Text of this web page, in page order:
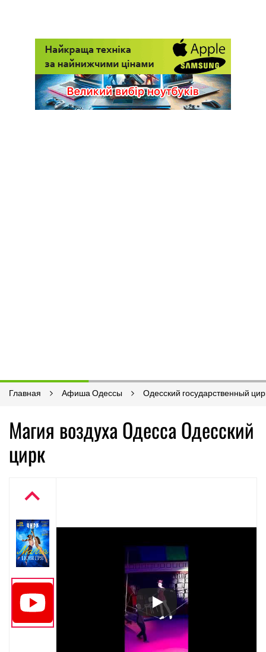
Главная Афиша Одессы Одесский государственный
Магия воздуха Одесса Одесский
цирк